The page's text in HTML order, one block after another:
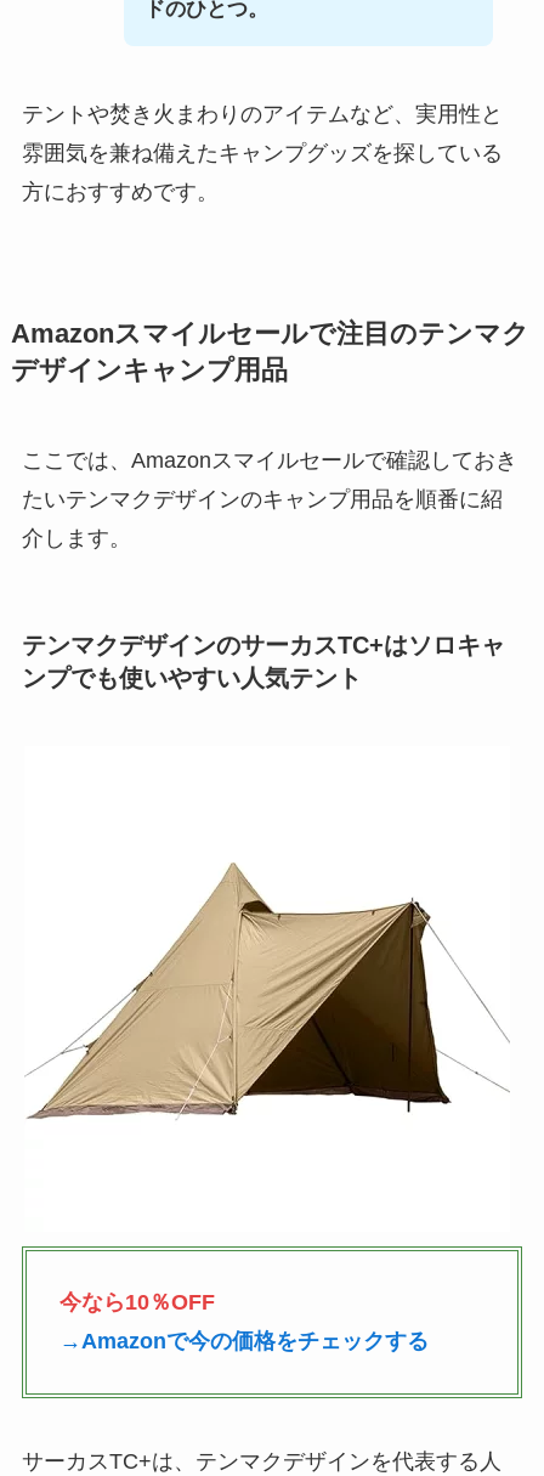
ドのひとつ。
テントや焚き火まわりのアイテムなど、実用性と
雰囲気を兼ね備えたキャンプグッズを探している
方におすすめです。
Amazonスマイルセールで注目のテンマク
デザインキャンプ用品
ここでは、Amazonスマイルセールで確認しておき
たいテンマクデザインのキャンプ用品を順番に紹
介します。
テンマクデザインのサーカスTC+はソロキャ
ンプでも使いやすい人気テント
今なら10％OFF
→Amazonで今の価格をチェックする
サーカスTC+は、テンマクデザインを代表する人